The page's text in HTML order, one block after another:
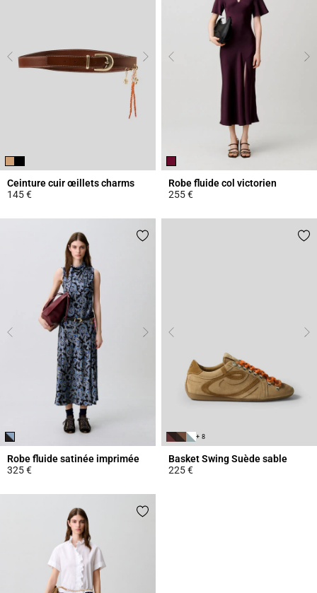
Ceinture cuir œillets charms
145 €
Robe fluide col victorien
255 €
Robe fluide satinée imprimée
325 €
+ 8
Basket Swing Suède sable
225 €